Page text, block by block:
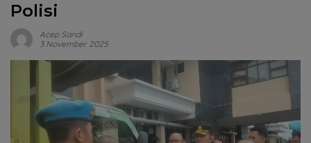
Polisi
Acep Sandi
3 November 2025